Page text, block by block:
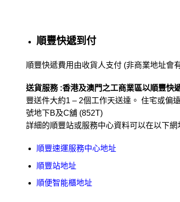
順豐快遞到付
順豐快遞費用由收貨人支付 (非商業地址會
送貨服務 :香港及澳門之工商業區以順豐快
豐送件大約1 – 2個工作天送達。 住宅或偏
號地下B及C舖 (852T)
詳細的順豐站或服務中心資料可以在以下網
順豐速運服務中心地址
順豐站地址
順便智能櫃地址